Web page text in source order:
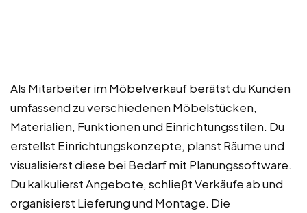
Als Mitarbeiter im Möbelverkauf berätst du Kunden
umfassend zu verschiedenen Möbelstücken,
Materialien, Funktionen und Einrichtungsstilen. Du
erstellst Einrichtungskonzepte, planst Räume und
visualisierst diese bei Bedarf mit Planungssoftware.
Du kalkulierst Angebote, schließt Verkäufe ab und
organisierst Lieferung und Montage. Die